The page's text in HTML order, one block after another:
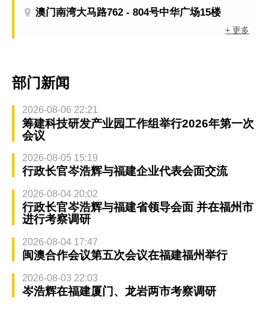
澳门南湾大马路762 - 804号中华广场15楼
+ 更多
部门新闻
2026-08-06 22:21
筹建科技研发产业园工作组举行2026年第一次
会议
2026-08-05 15:19
行政长官岑浩辉与福建企业代表会面交流
2026-08-04 20:02
行政长官岑浩辉与福建省领导会面 并在福州市
进行考察调研
2026-08-04 17:47
闽澳合作会议第五次会议在福建福州举行
2026-08-03 22:03
岑浩辉在福建厦门、龙岩两市考察调研